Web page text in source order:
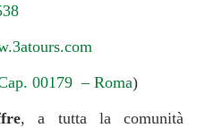
00179 – Roma)
, a tutta la comunità